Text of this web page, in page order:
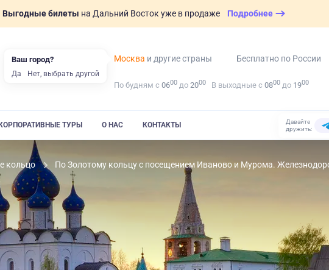
Выгодные билеты на Дальний Восток уже в продаже Подробнее
Москва и другие страны Бесплатно по России
По будням с 0600 до 2000 В выходные с 0800 до 1900
КОРПОРАТИВНЫЕ ТУРЫ О НАС КОНТАКТЫ
Давайте
дружить:
кольцо По Золотому кольцу с посещением Иваново и Мурома.
Ваш город?
Да Нет, выбрать другой